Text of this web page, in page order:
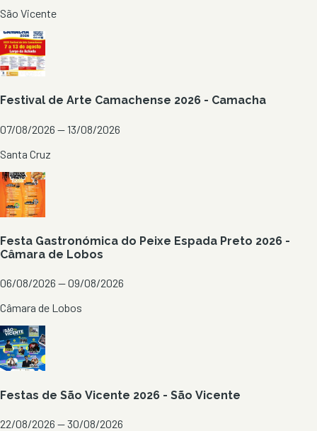
São Vicente
Festival de Arte Camachense 2026 - Camacha
07/08/2026 — 13/08/2026
Santa Cruz
Festa Gastronómica do Peixe Espada Preto 2026 -
Câmara de Lobos
06/08/2026 — 09/08/2026
Câmara de Lobos
Festas de São Vicente 2026 - São Vicente
22/08/2026 — 30/08/2026